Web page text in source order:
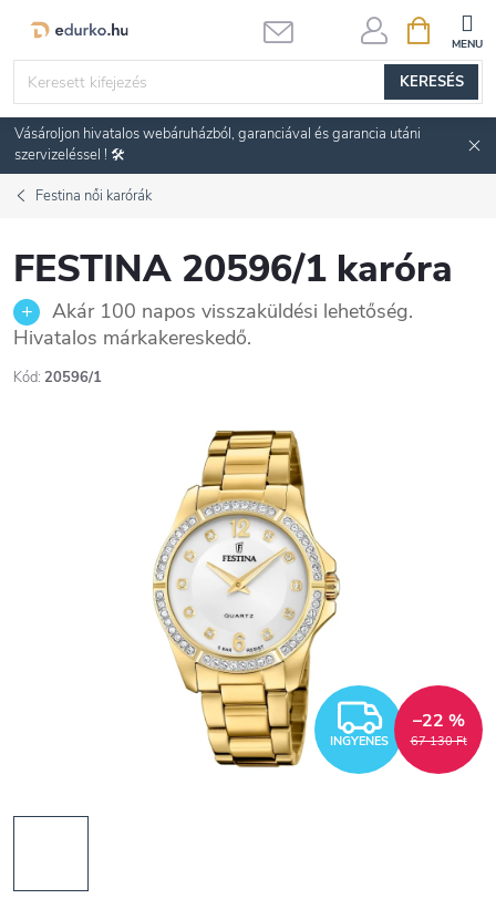
KERESÉS
KOSÁR
Vásároljon hivatalos webáruházból, garanciával és garancia utáni
szervizeléssel ! 🛠️
Festina női karórák
FESTINA 20596/1 karóra
Akár 100 napos visszaküldési lehetőség.
Hivatalos márkakereskedő.
Kód: 20596/1
INGYENES 67 130 Ft
–22 %